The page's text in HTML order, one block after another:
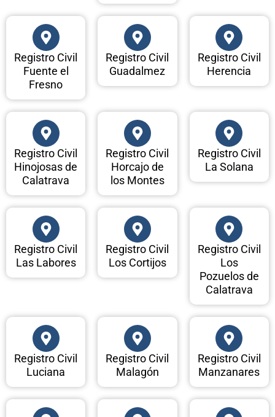
Registro Civil
Fuente el
Fresno
Registro Civil
Guadalmez
Registro Civil
Herencia
Registro Civil
Hinojosas de
Calatrava
Registro Civil
Horcajo de
los Montes
Registro Civil
La Solana
Registro Civil
Las Labores
Registro Civil
Los Cortijos
Registro Civil
Los
Pozuelos de
Calatrava
Registro Civil
Luciana
Registro Civil
Malagón
Registro Civil
Manzanares